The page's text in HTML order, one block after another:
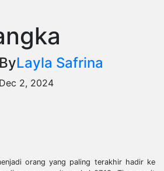
ByLayla Safrina
Dec 2, 2024
orang yang paling terakhir hadir ke